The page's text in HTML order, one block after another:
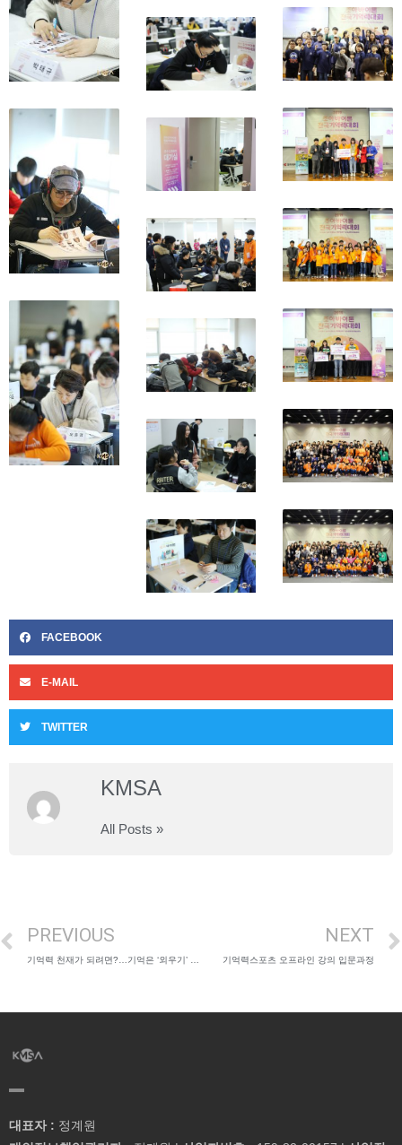
FACEBOOK
E-MAIL
TWITTER
KMSA
All Posts »
PREVIOUS NEXT
기억력스포츠 오프라인 강의 입문과정
대표자 : 정계원